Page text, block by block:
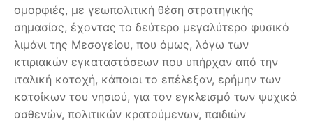
ομορφιές, με γεωπολιτική θέση στρατηγικής
σημασίας, έχοντας το δεύτερο μεγαλύτερο φυσικό
λιμάνι της Μεσογείου, που όμως, λόγω των
κτιριακών εγκαταστάσεων που υπήρχαν από την
ιταλική κατοχή, κάποιοι το επέλεξαν, ερήμην των
κατοίκων του νησιού, για τον εγκλεισμό των ψυχικά
ασθενών, πολιτικών κρατούμενων, παιδιών